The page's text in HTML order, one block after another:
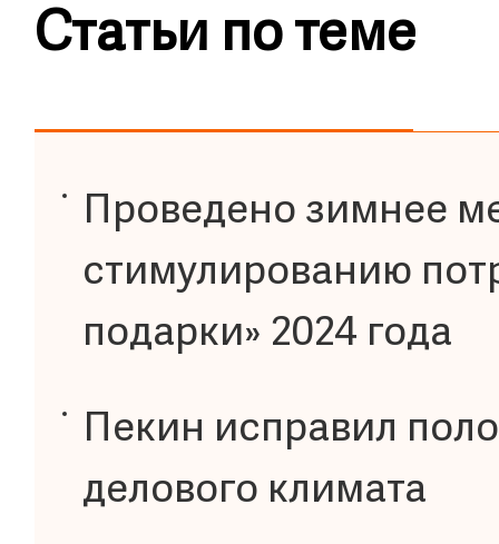
Статьи по теме
Проведено зимнее
стимулированию
подарки» 2024 года
Пекин исправил
делового климата